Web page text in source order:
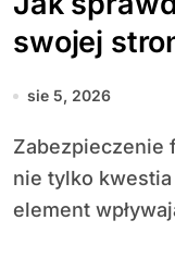
swojej
sie 5, 2026
Zabezpieczenie firmowej strony internetowej to
nie tylko
element